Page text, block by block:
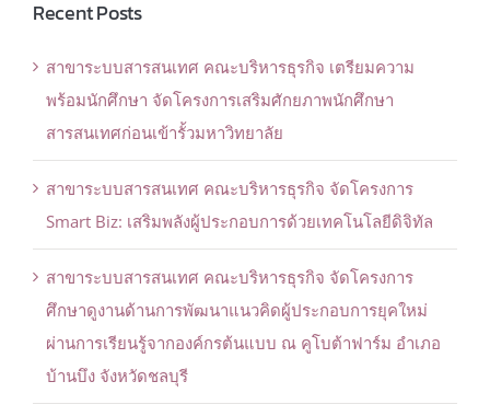
Recent Posts
สาขาระบบสารสนเทศ คณะบริหารธุรกิจ เตรียมความ
พร้อมนักศึกษา จัดโครงการเสริมศักยภาพนักศึกษา
สารสนเทศก่อนเข้ารั้วมหาวิทยาลัย
สาขาระบบสารสนเทศ คณะบริหารธุรกิจ จัดโครงการ
Smart Biz: เสริมพลังผู้ประกอบการด้วยเทคโนโลยีดิจิทัล
สาขาระบบสารสนเทศ คณะบริหารธุรกิจ จัดโครงการ
ศึกษาดูงานด้านการพัฒนาแนวคิดผู้ประกอบการยุคใหม่
ผ่านการเรียนรู้จากองค์กรต้นแบบ ณ คูโบต้าฟาร์ม อำเภอ
บ้านบึง จังหวัดชลบุรี